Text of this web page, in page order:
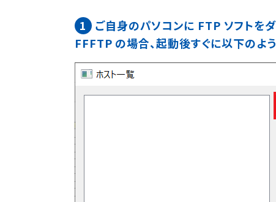
1
ご自身のパソコンに FTP ソフトを
FFFTP の場合、起動後すぐに以下のよ